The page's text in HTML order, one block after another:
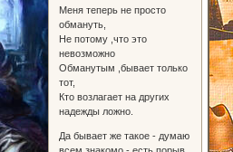
Меня теперь не просто
обмануть,
Не потому ,что это
невозможно
Обманутым ,бывает только
тот,
Кто возлагает на других
надежды ложно.
Да бывает же такое - думаю
всем знакомо - есть порыв